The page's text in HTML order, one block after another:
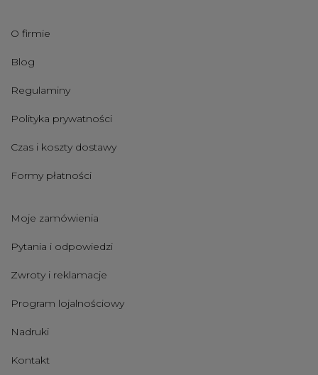
O firmie
Blog
Regulaminy
Polityka prywatności
Czas i koszty dostawy
Formy płatności
Moje zamówienia
Pytania i odpowiedzi
Zwroty i reklamacje
Program lojalnościowy
Nadruki
Kontakt